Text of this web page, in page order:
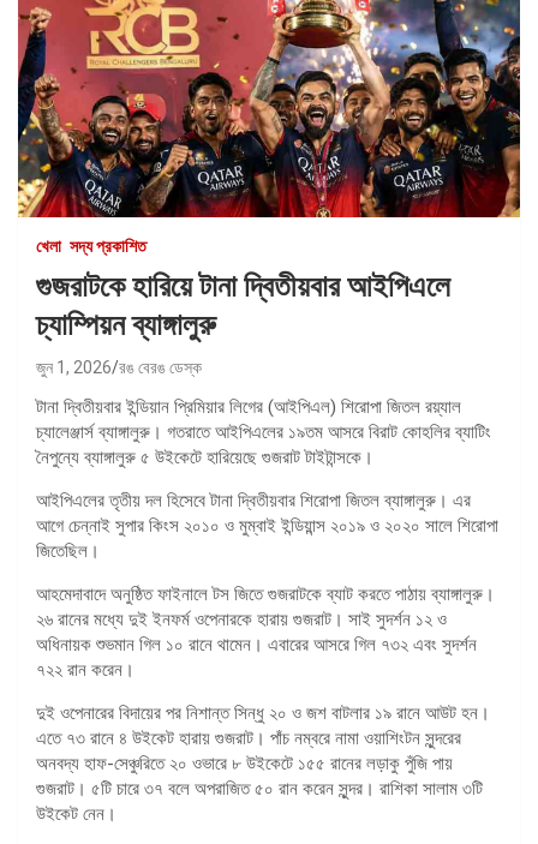
খেলা সদ্য প্রকাশিত
গুজরাটকে হারিয়ে টানা দ্বিতীয়বার আইপিএলে
চ্যাম্পিয়ন ব্যাঙ্গালুরু
জুন 1, 2026 রঙ বেরঙ ডেস্ক
টানা দ্বিতীয়বার ইন্ডিয়ান প্রিমিয়ার লিগের (আইপিএল) শিরোপা জিতল রয়্যাল
চ্যালেঞ্জার্স ব্যাঙ্গালুরু। গতরাতে আইপিএলের ১৯তম আসরে বিরাট কোহলির ব্যাটিং
নৈপুন্যে ব্যাঙ্গালুরু ৫ উইকেটে হারিয়েছে গুজরাট টাইটান্সকে।
আইপিএলের তৃতীয় দল হিসেবে টানা দ্বিতীয়বার শিরোপা জিতল ব্যাঙ্গালুরু। এর
আগে চেন্নাই সুপার কিংস ২০১০ ও মুম্বাই ইন্ডিয়ান্স ২০১৯ ও ২০২০ সালে শিরোপা
জিতেছিল।
আহমেদাবাদে অনুষ্ঠিত ফাইনালে টস জিতে গুজরাটকে ব্যাট করতে পাঠায় ব্যাঙ্গালুরু।
২৬ রানের মধ্যে দুই ইনফর্ম ওপেনারকে হারায় গুজরাট। সাই সুদর্শন ১২ ও
অধিনায়ক শুভমান গিল ১০ রানে থামেন। এবারের আসরে গিল ৭৩২ এবং সুদর্শন
৭২২ রান করেন।
দুই ওপেনারের বিদায়ের পর নিশান্ত সিন্ধু ২০ ও জশ বাটলার ১৯ রানে আউট হন।
এতে ৭৩ রানে ৪ উইকেট হারায় গুজরাট। পাঁচ নম্বরে নামা ওয়াশিংটন সুন্দরের
অনবদ্য হাফ-সেঞ্চুরিতে ২০ ওভারে ৮ উইকেটে ১৫৫ রানের লড়াকু পুঁজি পায়
গুজরাট। ৫টি চারে ৩৭ বলে অপরাজিত ৫০ রান করেন সুন্দর। রাশিকা সালাম ৩টি
উইকেট নেন।